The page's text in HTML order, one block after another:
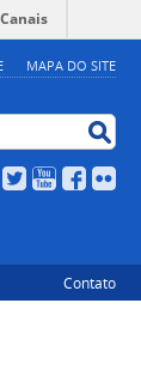
MAPA DO SITE
Canais
TwitterYouTubeFacebook
Contato